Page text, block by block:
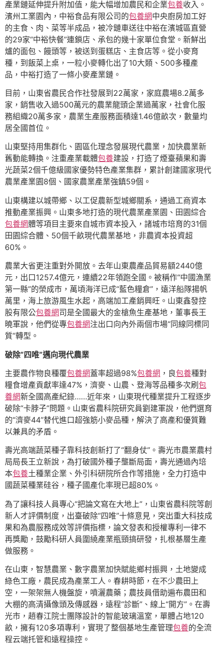
產業鏈延伸提升附加值，能大幅增加農民和企業包養收入。
濱州工業園內，中裕食品有限公司的包養網中央廚房加工好
的主食、肉、菜等半成品，被冷鏈車送往中裕在濱城區直營
的29家“中裕快餐”連鎖店、承包的幾十家單位食堂。新鮮出
爐的面包、饅頭等，被送到蛋糕店、主食店等。從小麥育
種，到飯菜上桌，一粒小麥轉化出了10大類、500多種產
品，中裕打造了一條小麥產業鏈。
目前，山東省農民合作社發展到22萬家，家庭農場8.2萬多
家，銷售收入過500萬元的農業龍頭企業過萬家，社會化服
務組織20萬多家，農業生產服務面積達1.46億畝次，數量均
居全國首位。
山東堅持用集群化、園區化理念發展現代農業，加快農業新
舊動能轉換。注重產業載體包養建設，打造了煙臺蘋果和壽
光蔬菜2個千億級國家優勢特色產業集群，累計創建國家現代
農業產業園8個、國家農業產業強鎮59個。
山東構建以城帶鄉、以工促農新型城鄉關系，通過工商資本
推動產業振興。山東多地打造的現代農業產業園、田園綜合
包養網體等項目主要來自城市資本投入，諸城市培育的31個
田園綜合體、50個千畝現代農業基地，非農資本投資超
60%。
農業大省更注重對外開放。去年山東農產品貿易額2440億
元，出口1257.4億元，連續22年領跑全國。被稱作“中國漁業
第一縣”的榮成市，萬頃海洋已成“藍色糧倉”，遠洋船隊揚帆
萬里，海上旅游風生水起，高端加工產銷興旺。山東鑫發控
股有限公包養網司是全國最大的金槍魚生產基地，董事長王
曉軍說，他們從專包養網注出口向內外兩個市場“同線同標同
質”轉型。
破除“四唯”邁向現代農業
主要農作物良種覆包養網蓋率超過98%包養網 ，良包養種對
糧食增產貢獻率達47%，濟麥、山農、登海等品種多次刷包
養網新全國高產紀錄……近年來，山東現代種業提升工程逐步
破除“卡脖子”問題。山東省農科院研究員劉建軍說，他們選育
的“濟麥44”替代進口超強筋小麥品種，解決了高產和優質難
以兼具的矛盾。
壽光高端蔬菜種子靠科技創新打了“翻身仗”。壽光市農業農村
局局長王立新說，為打破國外種子壟斷局面，壽光通過內培
本包養土種業企業、外引科研院所合作等措施，全力打造中
國蔬菜種業硅谷，種子國產化率現已超80%。
為了讓科技人員專心“把論文寫在大地上”，山東省農科院等創
新人才評價制度，出臺破除“四唯”十條意見，突出重大科技成
果和為農服務成效等評價指標，論文發表和授權專利一律不
再獎勵，鼓勵科研人員圍繞產業瓶頸搞研發，扎根基層生產
做服務。
在山東，智慧農業、數字農業加快賦能鄉村振興，土地變成
綠色工廠，農民成為產業工人。春耕時節，在不少農田上
空，一架架無人機盤旋，噴灑農藥；農技員借助遍布農田和
大棚的高清攝像頭及傳感器，遠程“診斷”、線上“開方”。在壽
光市，趙春江院士團隊設計的智能玻璃溫室，單體占地120
畝，擁有120多項專利，實現了整個基地生產管理包養的全流
程云端托管和遠程操控。